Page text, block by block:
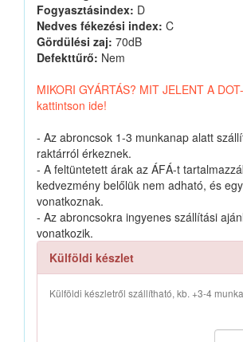
Fogyasztásindex: D
Nedves fékezési index: C
Gördülési zaj: 70dB
Defekttűrő: Nem
MIKORI GYÁRTÁS? MIT JELENT A
kattintson ide!
- Az abroncsok 1-3 munkanap alatt
raktárról érkeznek.
- A feltüntetett árak az ÁFÁ-t
kedvezmény belőlük nem adható, és
vonatkoznak.
- Az abroncsokra ingyenes szállítási
vonatkozik.
Külföldi készlet
Külföldi készletről szállítható, kb. +3-4